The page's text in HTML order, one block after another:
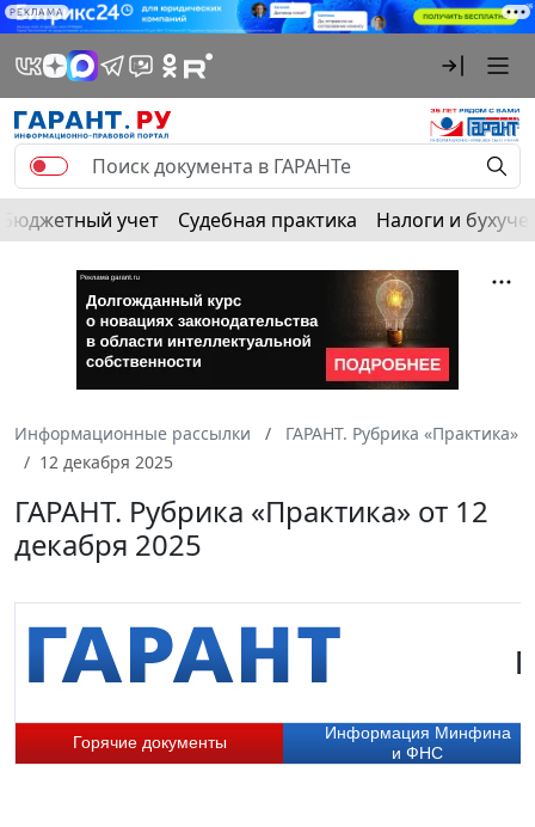
РЕКЛАМА
Бюджетный учет Судебная практика Налоги и
Информационные рассылки
ГАРАНТ. Рубрика «Практика»
12 декабря 2025
ГАРАНТ. Рубрика «Практика» от 12
декабря 2025
Горячие документы
Информация Минфина
и ФНС